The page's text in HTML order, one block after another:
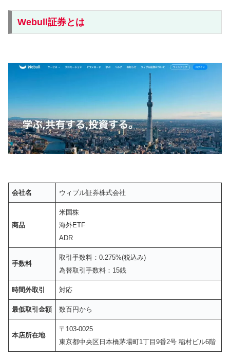
Webull証券とは
会社名 ウィブル証券株式会社
商品
米国株
海外ETF
ADR
手数料
取引手数料：0.275%(税込み)
為替取引手数料：15銭
時間外取引 対応
最低取引金額 数百円から
本店所在地
〒103-0025
東京都中央区日本橋茅場町1丁目9番2号 稲村ビル6階